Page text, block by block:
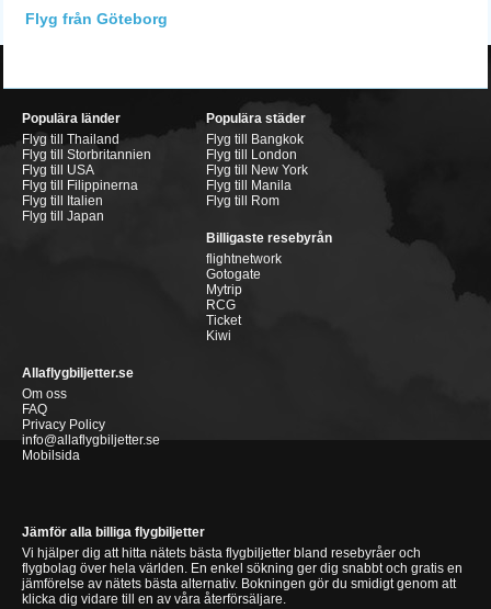
Flyg från Göteborg
Populära länder
Flyg till Thailand
Flyg till Storbritannien
Flyg till USA
Flyg till Filippinerna
Flyg till Italien
Flyg till Japan
Populära städer
Flyg till Bangkok
Flyg till London
Flyg till New York
Flyg till Manila
Flyg till Rom
Billigaste resebyrån
flightnetwork
Gotogate
Mytrip
RCG
Ticket
Kiwi
Allaflygbiljetter.se
Om oss
FAQ
Privacy Policy
info@allaflygbiljetter.se
Mobilsida
Jämför alla billiga flygbiljetter
Vi hjälper dig att hitta nätets bästa flygbiljetter bland resebyråer och
flygbolag över hela världen. En enkel sökning ger dig snabbt och gratis en
jämförelse av nätets bästa alternativ. Bokningen gör du smidigt genom att
klicka dig vidare till en av våra återförsäljare.